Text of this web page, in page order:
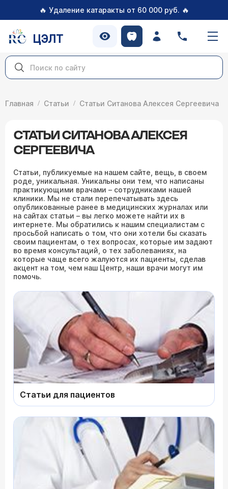
🔥 Удаление катаракты от 60 000 руб. 🔥
ЦЭЛТ
Главная Статьи Статьи Ситанова Алексея Сергеевича
СТАТЬИ СИТАНОВА АЛЕКСЕЯ
СЕРГЕЕВИЧА
Статьи, публикуемые на нашем сайте, вещь, в своем
роде, уникальная. Уникальны они тем, что написаны
практикующими врачами – сотрудниками нашей
клиники. Мы не стали перепечатывать здесь
опубликованные ранее в медицинских журналах или
на сайтах статьи – вы легко можете найти их в
интернете. Мы обратились к нашим специалистам с
просьбой написать о том, что они хотели бы сказать
своим пациентам, о тех вопросах, которые им задают
во время консультаций, о тех заболеваниях, на
которые чаще всего жалуются их пациенты, сделав
акцент на том, чем наш Центр, наши врачи могут им
помочь.
Статьи для пациентов